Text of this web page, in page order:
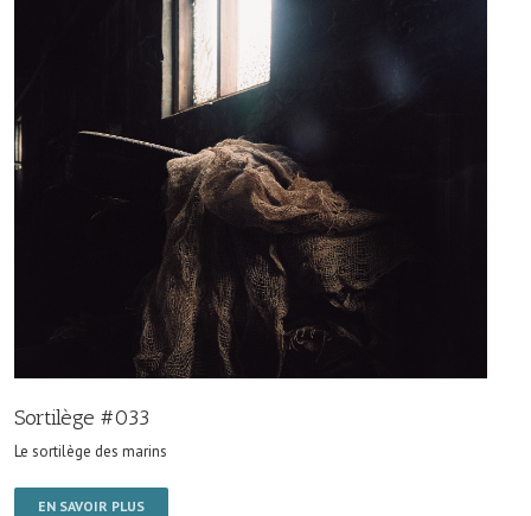
Sortilège #033
Le sortilège des marins
EN SAVOIR PLUS